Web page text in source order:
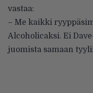
vastaa:
– Me kaikki
Alcoholicaksi. Ei
juomista samaan